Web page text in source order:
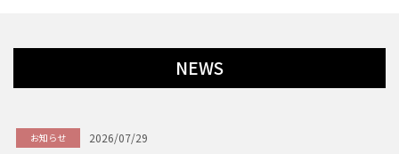
NEWS
2026/07/29
お知らせ